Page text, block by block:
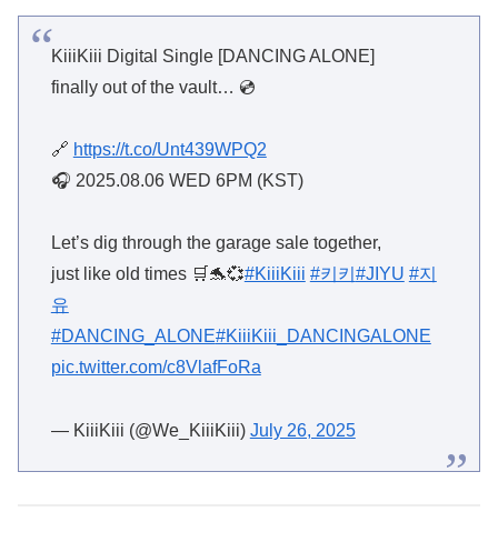
KiiiKiii Digital Single [DANCING ALONE]
finally out of the vault… 💿
🔗 https://t.co/Unt439WPQ2
🎧 2025.08.06 WED 6PM (KST)
Let’s dig through the garage sale together,
just like old times 🛒🐬💞#KiiiKiii #키키 #JIYU #지
유
#DANCING_ALONE#KiiiKiii_DANCINGALONE
pic.twitter.com/c8VlafFoRa
— KiiiKiii (@We_KiiiKiii) July 26, 2025